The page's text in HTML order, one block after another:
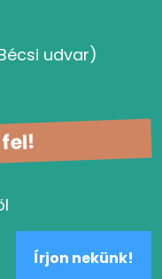
Írjon nekünk!
udvar)